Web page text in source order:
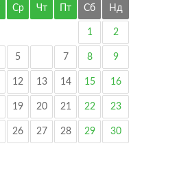
Ср Чт Пт Сб Нд
1 2
5 7 8 9
12 13 14 15 16
19 20 21 22 23
26 27 28 29 30